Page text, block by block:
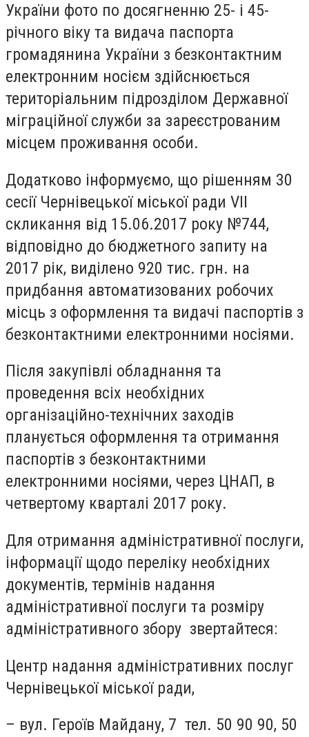
України фото по досягненню 25- і 45-
річного віку та видача паспорта
громадянина України з безконтактним
електронним носієм здійснюється
територіальним підрозділом Державної
міграційної служби за зареєстрованим
місцем проживання особи.
Додатково інформуємо, що рішенням 30
сесії Чернівецької міської ради VII
скликання від 15.06.2017 року №744,
відповідно до бюджетного запиту на
2017 рік, виділено 920 тис. грн. на
придбання автоматизованих робочих
місць з оформлення та видачі паспортів з
безконтактними електронними носіями.
Після закупівлі обладнання та
проведення всіх необхідних
організаційно-технічних заходів
планується оформлення та отримання
паспортів з безконтактними
електронними носіями, через ЦНАП, в
четвертому кварталі 2017 року.
Для отримання адміністративної послуги,
інформації щодо переліку необхідних
документів, термінів надання
адміністративної послуги та розміру
адміністративного збору звертайтеся:
Центр надання адміністративних послуг
Чернівецької міської ради,
– вул. Героїв Майдану, 7 тел. 50 90 90, 50